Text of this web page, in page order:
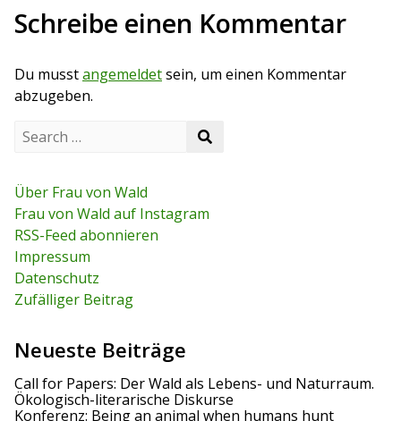
t
r
a
g
s
n
a
v
i
g
a
t
i
o
u
o
s
t
t
p
t
Schreibe einen Kommentar
Du musstangemeldetsein, um einen Kommentar
abzugeben.
c
h
f
o
r
:
Über Frau von Wald
Frau von Wald auf Instagram
RSS-Feed abonnieren
Impressum
Datenschutz
Zufälliger Beitrag
Neueste Beiträge
Call for Papers: Der Wald als Lebens- und Naturraum.
Ökologisch-literarische Diskurse
Konferenz: Being an animal when humans hunt